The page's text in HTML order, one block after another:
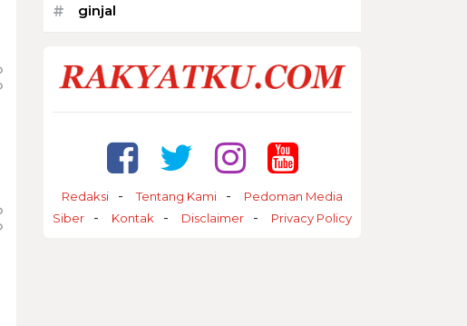
# ginjal
Redaksi Tentang Kami
Pedoman Media
Siber
Kontak Disclaimer Privacy Policy